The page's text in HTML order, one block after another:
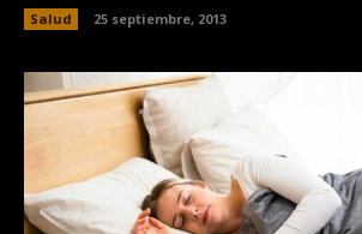
Salud 25 septiembre, 2013